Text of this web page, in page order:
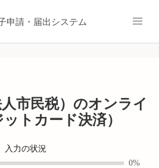
申請・届出システム
市民税）のオンライ
トカード決済）
入力の状況
0%